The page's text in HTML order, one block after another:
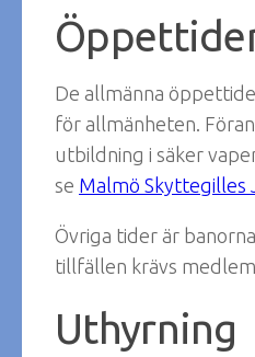
De allmänna
för allmänheten.
utbildning i säker
se Malmö
Övriga tider är
tillfällen krävs
Uthyrning